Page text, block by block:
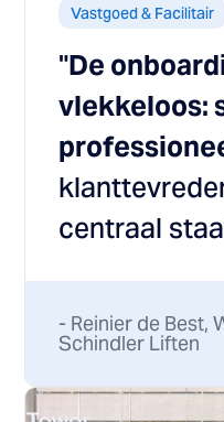
Vastgoed & Facilitair
"De
vlekkeloos:
centraal
- Reinier de Best,
Schindler Liften